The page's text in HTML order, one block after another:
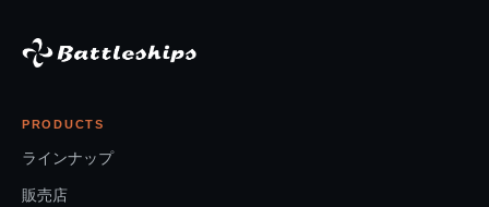
PRODUCTS
ラインナップ
販売店